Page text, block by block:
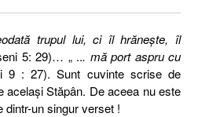
trupul lui, ci îl hrăneşte, îl
5: 29)… „ ... mă port aspru cu
9 : 27). Sunt cuvinte scrise de
acelaşi Stăpân. De aceea nu este
dintr-un singur verset !